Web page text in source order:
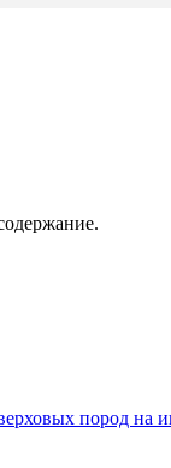
пород на